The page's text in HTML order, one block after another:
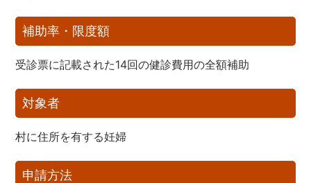
補助率・限度額
受診票に記載された14回の健診費用の全額補助
対象者
村に住所を有する妊婦
申請方法